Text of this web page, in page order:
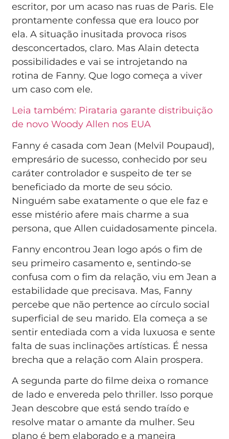
escritor, por um acaso nas ruas de Paris. Ele
prontamente confessa que era louco por
ela. A situação inusitada provoca risos
desconcertados, claro. Mas Alain detecta
possibilidades e vai se introjetando na
rotina de Fanny. Que logo começa a viver
um caso com ele.
Leia também: Pirataria garante distribuição
de novo Woody Allen nos EUA
Fanny é casada com Jean (Melvil Poupaud),
empresário de sucesso, conhecido por seu
caráter controlador e suspeito de ter se
beneficiado da morte de seu sócio.
Ninguém sabe exatamente o que ele faz e
esse mistério afere mais charme a sua
persona, que Allen cuidadosamente pincela.
Fanny encontrou Jean logo após o fim de
seu primeiro casamento e, sentindo-se
confusa com o fim da relação, viu em Jean a
estabilidade que precisava. Mas, Fanny
percebe que não pertence ao círculo social
superficial de seu marido. Ela começa a se
sentir entediada com a vida luxuosa e sente
falta de suas inclinações artísticas. É nessa
brecha que a relação com Alain prospera.
A segunda parte do filme deixa o romance
de lado e envereda pelo thriller. Isso porque
Jean descobre que está sendo traído e
resolve matar o amante da mulher. Seu
plano é bem elaborado e a maneira